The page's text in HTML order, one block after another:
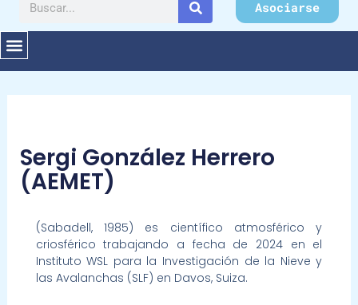
Asociarse
Sergi González Herrero
(AEMET)
(Sabadell, 1985) es científico atmosférico y
criosférico trabajando a fecha de 2024 en el
Instituto WSL para la Investigación de la Nieve y
las Avalanchas (SLF) en Davos, Suiza.